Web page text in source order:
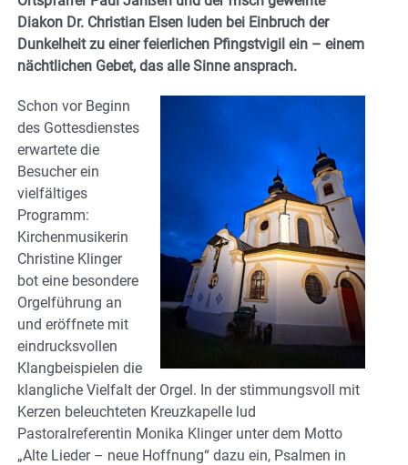
Diakon Dr. Christian Elsen luden bei Einbruch der
Dunkelheit zu einer feierlichen Pfingstvigil ein – einem
nächtlichen Gebet, das alle Sinne ansprach.
Schon vor Beginn
des Gottesdienstes
erwartete die
Besucher ein
vielfältiges
Programm:
Kirchenmusikerin
Christine Klinger
bot eine besondere
Orgelführung an
und eröffnete mit
eindrucksvollen
Klangbeispielen die
klangliche Vielfalt der Orgel. In der stimmungsvoll mit
Kerzen beleuchteten Kreuzkapelle lud
Pastoralreferentin Monika Klinger unter dem Motto
„Alte Lieder – neue Hoffnung“ dazu ein, Psalmen in